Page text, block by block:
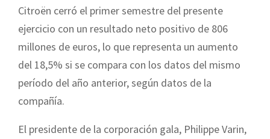
Citroën cerró el primer semestre del presente
ejercicio con un resultado neto positivo de 806
millones de euros, lo que representa un aumento
del 18,5% si se compara con los datos del mismo
período del año anterior, según datos de la
compañía.
El presidente de la corporación gala, Philippe Varin,